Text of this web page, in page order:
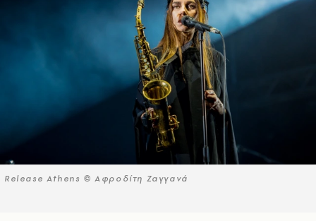
Release Athens © Αφροδίτη Ζαγγανά